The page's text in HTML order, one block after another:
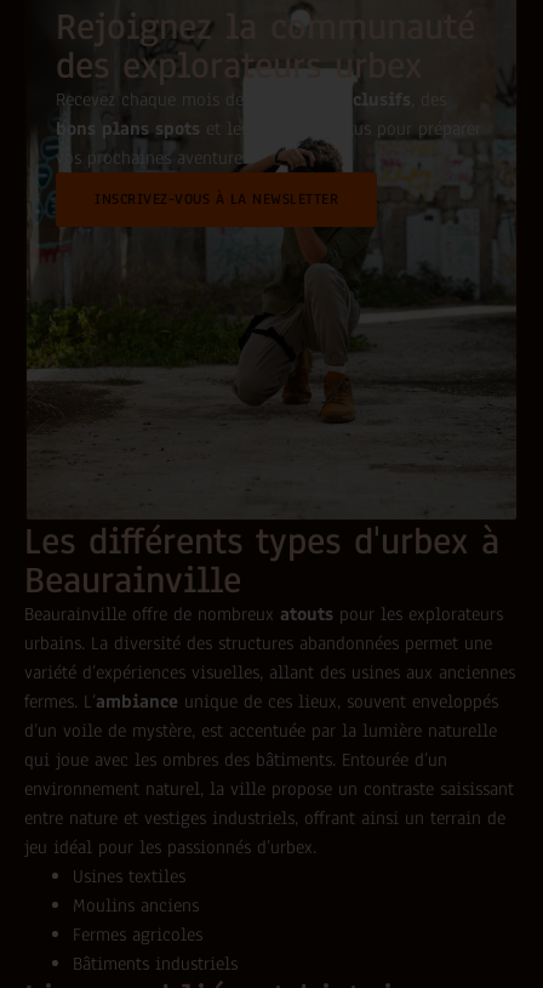
Rejoignez la communauté
des explorateurs urbex
Recevez chaque mois des conseils exclusifs
, des
bons plans spots et les dernières actus pour préparer
vos prochaines aventures.
INSCRIVEZ-VOUS À LA NEWSLETTER
Les différents types d'urbex à
Beaurainville
Beaurainville offre de nombreux atouts pour les explorateurs
urbains. La diversité des structures abandonnées permet une
variété d’expériences visuelles, allant des usines aux anciennes
fermes. L’ambiance unique de ces lieux, souvent enveloppés
d’un voile de mystère, est accentuée par la lumière naturelle
qui joue avec les ombres des bâtiments. Entourée d’un
environnement naturel, la ville propose un contraste saisissant
entre nature et vestiges industriels, offrant ainsi un terrain de
jeu idéal pour les passionnés d’urbex.
Usines textiles
Moulins anciens
Fermes agricoles
Bâtiments industriels